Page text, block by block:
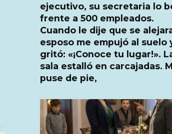
ejecutivo, su secretaria lo
frente a 500 empleados.
Cuando le dije que se
esposo me empujó al suelo
gritó: «¡Conoce tu lugar!».
sala estalló en carcajadas.
puse de pie,